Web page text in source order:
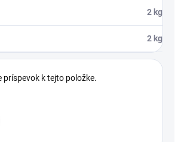
2 kg
2 kg
príspevok k tejto položke.